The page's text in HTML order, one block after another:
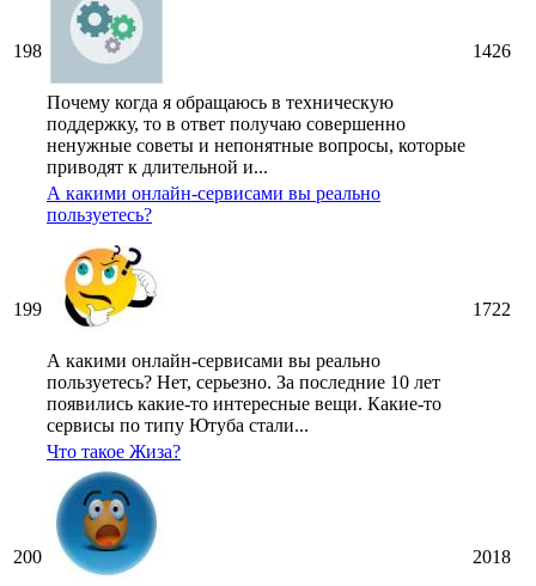
198
Почему когда я обращаюсь в техническую
поддержку, то в ответ получаю совершенно
ненужные советы и непонятные вопросы, которые
приводят к длительной и...
1426
199
А какими онлайн-сервисами вы реально
пользуетесь?
А какими онлайн-сервисами вы реально
пользуетесь? Нет, серьезно. За последние 10 лет
появились какие-то интересные вещи. Какие-то
сервисы по типу Ютуба стали...
1722
200
Что такое Жиза?
2018